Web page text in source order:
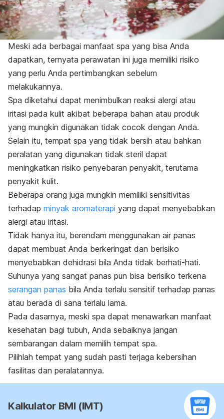
Meski ada berbagai manfaat spa yang bisa Anda
dapatkan, ternyata perawatan ini juga memiliki risiko
yang perlu Anda pertimbangkan sebelum
melakukannya.
Spa diketahui dapat menimbulkan reaksi alergi atau
iritasi pada kulit akibat beberapa bahan atau produk
yang mungkin digunakan tidak cocok dengan Anda.
Selain itu, tempat spa yang tidak bersih atau bahkan
peralatan yang digunakan tidak steril dapat
meningkatkan risiko penyebaran penyakit, terutama
penyakit kulit.
Beberapa orang juga mungkin memiliki sensitivitas
terhadap minyak aromaterapi yang dapat menyebabkan
alergi atau iritasi.
Tidak hanya itu, berendam menggunakan air panas
dapat membuat Anda berkeringat dan berisiko
menyebabkan dehidrasi bila Anda tidak berhati-hati.
Suhunya yang sangat panas pun bisa berisiko terkena
serangan panas bila Anda terlalu sensitif terhadap panas
atau berada di sana terlalu lama.
Pada dasarnya, meski spa dapat menawarkan manfaat
kesehatan bagi tubuh, Anda sebaiknya jangan
sembarangan dalam memilih tempat spa.
Pilihlah tempat yang sudah pasti terjaga kebersihan
fasilitas dan peralatannya.
Kalkulator BMI (IMT)